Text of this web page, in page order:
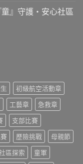
童』守護‧安心社區
初級航空活動章
工藝章
急救章
支部比賽
歷險挑戰
母親節
區探索
童軍